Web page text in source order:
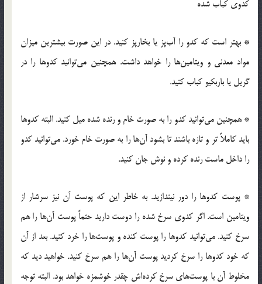
کدوی کباب شده
* بهتر است که کدو را آب‌پز یا بخارپز کنید. در این صورت بیشترین میزان
مواد معدنی و ویتامین‌ها را خواهد داشت. همچنین می‌توانید کدوها را در
گریل یا باربکیو کباب کنید.
* همچنین می‌توانید کدو را به صورت خام و رنده شده میل کنید. البته کدوها
باید کاملاً تر و تازه باشند تا بشود آن‌ها را به صورت خام خورد. می‌توانید کدو
را داخل ماست رنده کرده و نوش جان کنید.
* پوست کدوها را دور نیندازید. به خاطر این که پوست آن نیز سرشار از
ویتامین است. اگر کدوی سرخ شده را دوست دارید حتماً پوست آن‌ها را هم
سرخ کنید. می‌توانید کدوها را پوست کنده و پوست‌ها را خرد کنید. بعد از آن
که خود کدوها را سرخ کردید پوست آن‌ها را هم سرخ کنید. خواهید دید که
مخلوط آن با پوست‌های سرخ کرده‌اش چقدر خوشمزه خواهد بود. البته توجه